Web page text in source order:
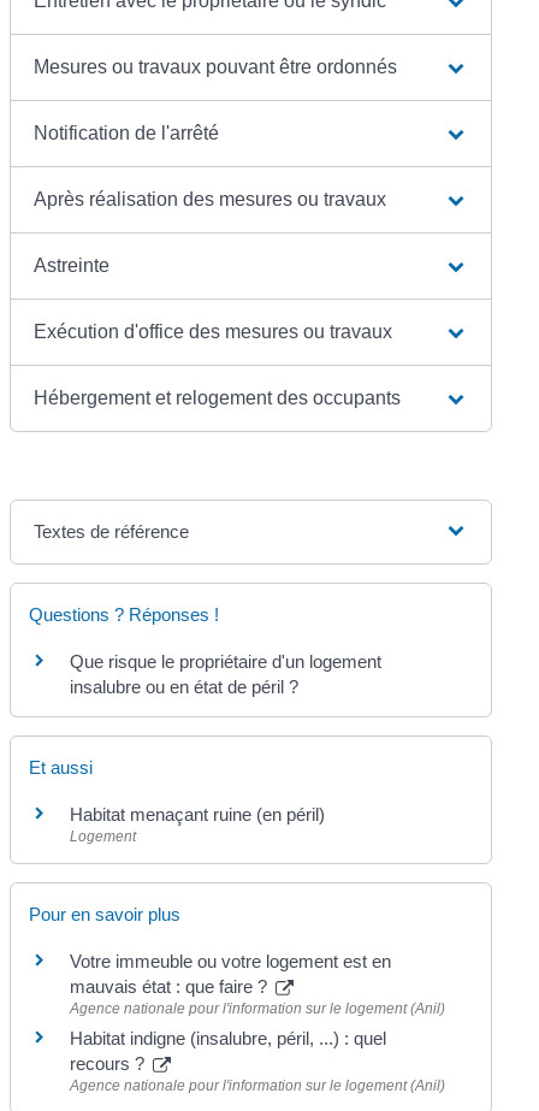
Mesures ou travaux pouvant être ordonnés
Notification de l'arrêté
Après réalisation des mesures ou travaux
Astreinte
Exécution d'office des mesures ou travaux
Hébergement et relogement des occupants
Textes de référence
Questions ? Réponses !
Que risque le propriétaire d'un logement
insalubre ou en état de péril ?
Et aussi
Habitat menaçant ruine (en péril)
Logement
Pour en savoir plus
Votre immeuble ou votre logement est en
mauvais état : que faire ?
Agence nationale pour l'information sur le logement (Anil)
Habitat indigne (insalubre, péril, ...) : quel
recours ?
Agence nationale pour l'information sur le logement (Anil)